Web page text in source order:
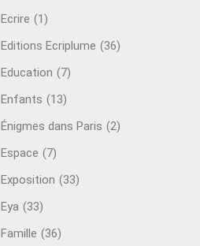
Ecrire (1)
Editions Ecriplume (36)
Education (7)
Enfants (13)
Énigmes dans Paris (2)
Espace (7)
Exposition (33)
Eya (33)
Famille (36)